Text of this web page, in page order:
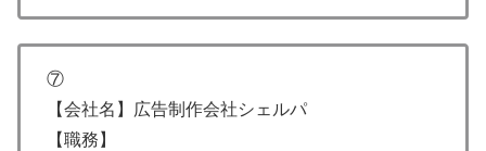
⑦
【会社名】広告制作会社シェルパ
【職務】